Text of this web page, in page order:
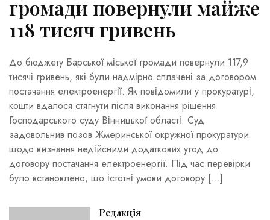
громади повернули майже
118 тисяч гривень
До бюджету Барської міської громади повернули 117,9
тисячі гривень, які були надмірно сплачені за договором
постачання електроенергії. Як повідомили у прокуратурі,
кошти вдалося стягнути після виконання рішення
Господарського суду Вінницької області. Суд
задовольнив позов Жмеринської окружної прокуратури
щодо визнання недійсними додаткових угод до
договору постачання електроенергії. Під час перевірки
було встановлено, що істотні умови договору […]
Редакція